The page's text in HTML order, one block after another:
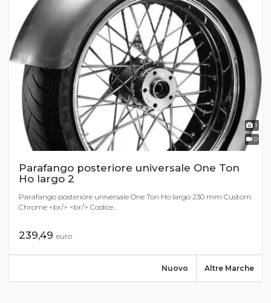
1
0
Parafango posteriore universale One Ton
Ho largo 2
Parafango posteriore universale One Ton Ho largo 230 mm Custom
Chrome <br/> <br/> Codice...
239,49 euro
Altre Marche
Nuovo